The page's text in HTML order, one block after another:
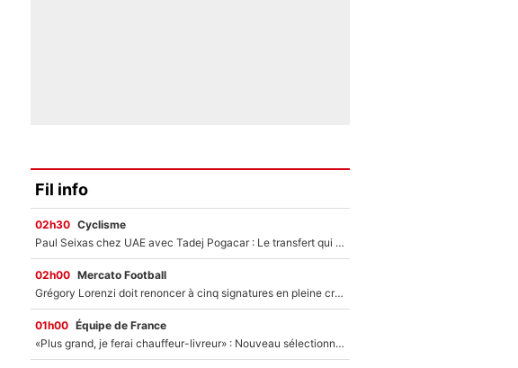
Fil info
02h30 Cyclisme
Paul Seixas chez UAE avec Tadej Pogacar : Le transfert qui effraie le peloton, «c’est la pire des choses qui puisse arriver»
02h00 Mercato Football
Grégory Lorenzi doit renoncer à cinq signatures en pleine crise financière : L’IA propose sept noms à l’OM pour un mercato réussi... à seulement 5M€ !
01h00 Équipe de France
«Plus grand, je ferai chauffeur-livreur» : Nouveau sélectionneur des Bleus, Zinédine Zidane s’était imaginé un avenir très différent lorsqu'il était enfant